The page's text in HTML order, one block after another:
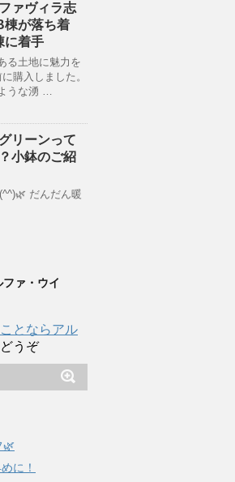
ァヴィラ志
棟が落ち着
に着手
る土地に魅力を
購入しました。
うな湧 …
リーンって
小鉢のご紹
だんだん暖
ァ・ウイ
とならアル
うぞ
🌿
に！